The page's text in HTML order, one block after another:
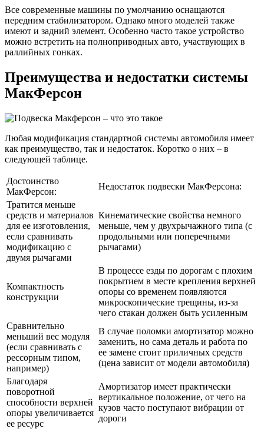
Все современные машины по умолчанию оснащаются
передним стабилизатором. Однако много моделей также
имеют и задний элемент. Особенно часто такое устройство
можно встретить на полноприводных авто, участвующих в
раллийных гонках.
Преимущества и недостатки системы
МакФерсон
Любая модификация стандартной системы автомобиля имеет
как преимущество, так и недостаток. Коротко о них – в
следующей таблице.
Достоинство
МакФерсон:
Недостаток подвески МакФерсона:
Тратится меньше
средств и материалов
для ее изготовления,
если сравнивать
модификацию с
двумя рычагами
Кинематические свойства немного
меньше, чем у двухрычажного типа (с
продольными или поперечными
рычагами)
Компактность
конструкции
В процессе езды по дорогам с плохим
покрытием в месте крепления верхней
опоры со временем появляются
микроскопические трещины, из-за
чего стакан должен быть усиленным
Сравнительно
меньший вес модуля
(если сравнивать с
рессорным типом,
например)
В случае поломки амортизатор можно
заменить, но сама деталь и работа по
ее замене стоит приличных средств
(цена зависит от модели автомобиля)
Благодаря
поворотной
способности верхней
опоры увеличивается
ее ресурс
Амортизатор имеет практически
вертикальное положение, от чего на
кузов часто поступают вибрации от
дороги